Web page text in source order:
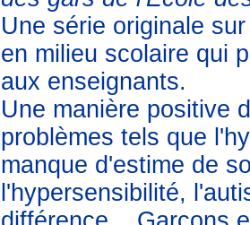
Une série originale
en milieu scolaire qui
aux enseignants.
Une manière positive
problèmes tels que
manque d'estime de
l'hypersensibilité,